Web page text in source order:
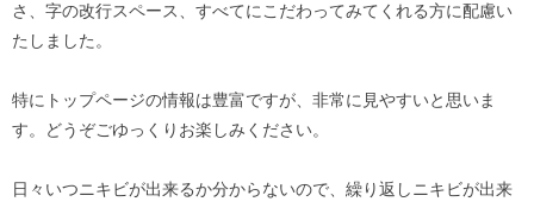
さ、字の改行スペース、すべてにこだわってみてくれる方に配慮い
たしました。
特にトップページの情報は豊富ですが、非常に見やすいと思いま
す。どうぞごゆっくりお楽しみください。
日々いつニキビが出来るか分からないので、繰り返しニキビが出来